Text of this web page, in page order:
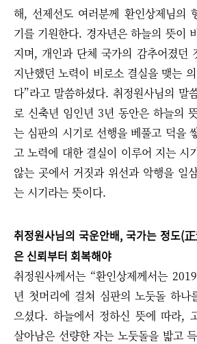
해, 선제선도 여러분께 환인상제님의
기를 기원한다. 경자년은 하늘의 뜻이
지며, 개인과 단체 국가의 감추어졌던
지난했던 노력이 비로소 결실을 맺는
다”라고 말씀하셨다. 취정원사님의 말
로 신축년 임인년 3년 동안은 하늘의
는 심판의 시기로 선행을 베풀고 덕을
고 노력에 대한 결실이 이루어 지는 시
않는 곳에서 거짓과 위선과 악행을 일
는 시기라는 뜻이다.
취정원사님의 국운안배, 국가는 정도(
은 신뢰부터 회복해야
취정원사께서는 “환인상제께서는
년 첫머리에 걸쳐 심판의 노둣돌 하나
으셨다. 하늘에서 정하신 뜻에 따라,
살아남은 선량한 자는 노둣돌을 밟고